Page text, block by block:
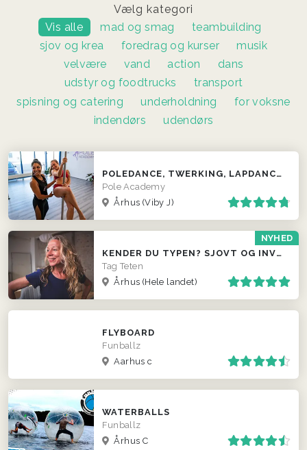
Vælg kategori
Vis alle
mad og smag
teambuilding
sjov og krea
foredrag og kurser
musik
velvære
vand action
dans
udstyr og foodtrucks
transport
spisning og catering
underholdning
for voksne
indendørs
udendørs
POLEDANCE, TWERKING, LAPDANCE M.M. – HOS OS ELLER VI KOMMER TIL JER
Pole Academy
Århus (Viby J)
NYHED
KENDER DU TYPEN? SJOVT OG INVOLVERENDE INDSLAG
Tag Teten
Århus (Hele landet)
FLYBOARD
Funballz
Aarhus c
WATERBALLS
Funballz
Århus C